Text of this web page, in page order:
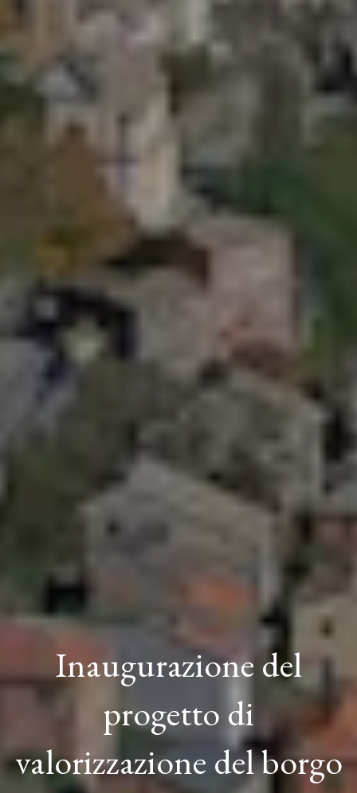
Inaugurazione del
progetto di
valorizzazione del borgo